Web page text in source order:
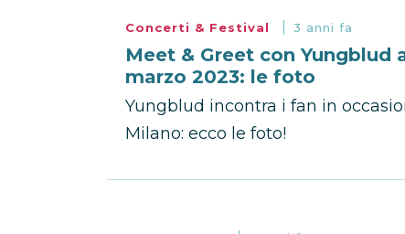
Concerti & Festival 3 anni fa
Meet & Greet con Yungblud
marzo 2023: le foto
Yungblud incontra i fan in
Milano: ecco le foto!